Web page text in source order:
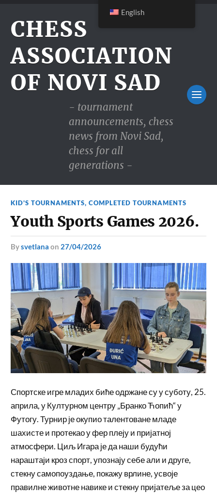
CHESS
ASSOCIATION
OF NOVI SAD
- tournament
announcements, chess
news from Novi Sad,
chess for all
generations -
KID'S TOURNAMENTS,COMPLETED TOURNAMENTS
Youth Sports Games 2026.
bysvetlana on 27/04/2026
Спортске игре младих биће одржане су у суботу, 25.
априла, уКултурном центру „Бранко Ћопић“ у
Футогу. Турнир је окупио талентоване младе
шахисте и протекао у фер плеју и пријатној
атмосфери. Циљ Игара је да наши будући
нараштаји кроз спорт, упознају себе али и друге,
стекну самопоуздање, покажу врлине, усвоје
правилне животне навике и стекну пријатеље за цео
English